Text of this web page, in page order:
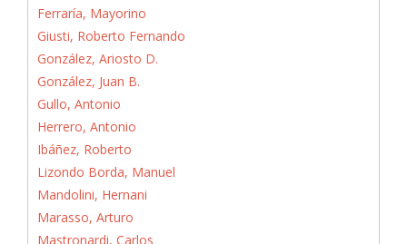
Ferraría, Mayorino
Giusti, Roberto Fernando
González, Ariosto D.
González, Juan B.
Gullo, Antonio
Herrero, Antonio
Ibáñez, Roberto
Lizondo Borda, Manuel
Mandolini, Hernani
Marasso, Arturo
Mastronardi, Carlos